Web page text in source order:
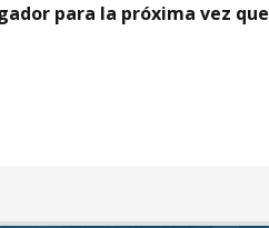
para la próxima vez que